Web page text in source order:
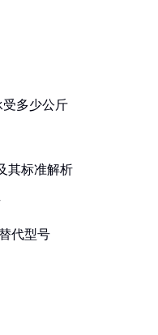
多少公斤
其标准解析
代型号